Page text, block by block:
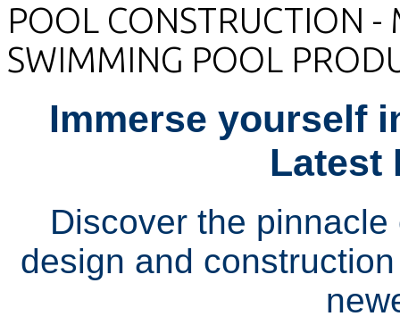
POOL CONSTRUCTION
SWIMMING POOL
Immerse yourself
Latest
Discover the
design and